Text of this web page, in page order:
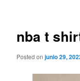
nba t
Posted onjunio 29,